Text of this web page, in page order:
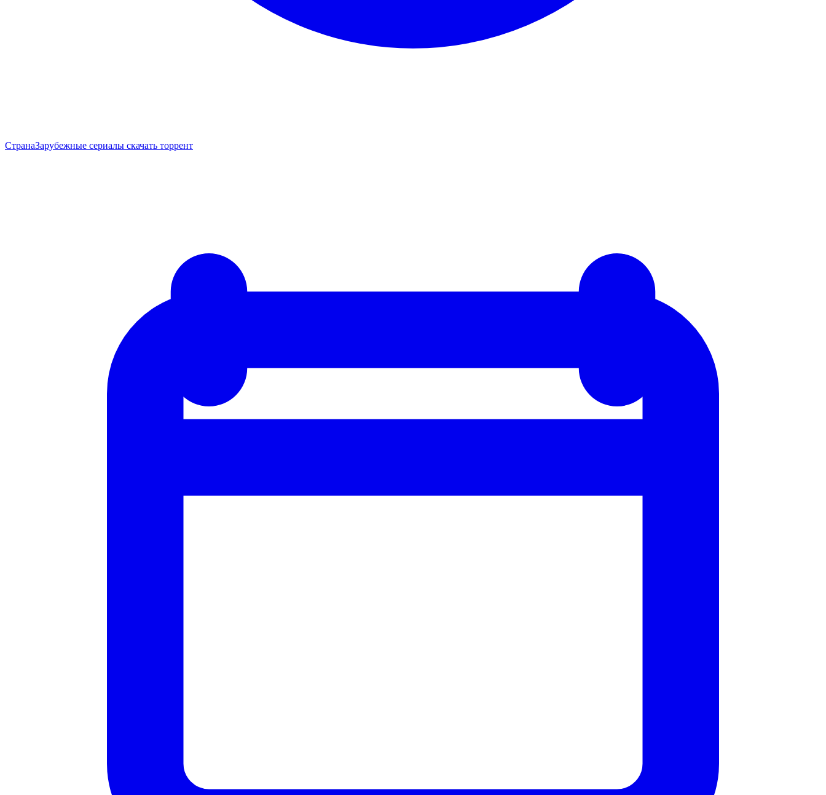
СтранаЗарубежные сериалы скачать торрент